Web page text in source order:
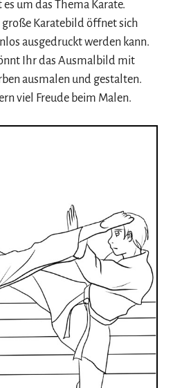
um das Thema Karate.
große Karatebild öffnet sich
ausgedruckt werden kann.
Ihr das Ausmalbild mit
ausmalen und gestalten.
viel Freude beim Malen.